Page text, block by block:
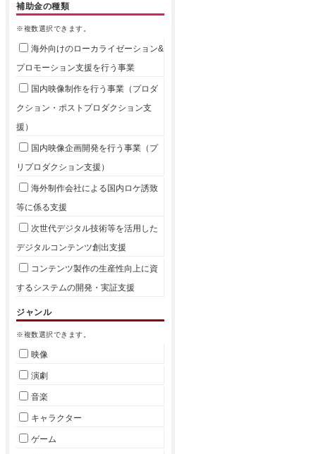
補助金の種類
※複数選択できます。
海外向けのローカライゼーション&
プロモーション支援を行う事業
国内映像制作を行う事業（プロダ
クション・ポストプロダクション支
援）
国内映像企画開発を行う事業（プ
リプロダクション支援）
海外制作会社による国内ロケ誘致
等に係る支援
次世代デジタル技術等を活用した
デジタルコンテンツ創出支援
コンテンツ製作の生産性向上に資
するシステムの開発・実証支援
ジャンル
※複数選択できます。
映像
演劇
音楽
キャラクター
ゲーム